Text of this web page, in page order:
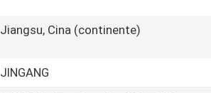
Jiangsu, Cina (continente)
JINGANG